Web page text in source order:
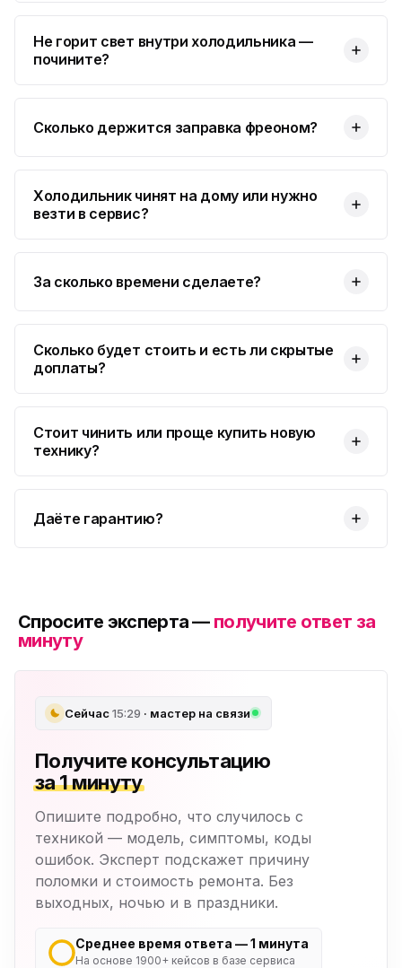
Не горит свет внутри холодильника —
почините?
Сколько держится заправка фреоном?
Холодильник чинят на дому или нужно
везти в сервис?
За сколько времени сделаете?
Сколько будет стоить и есть ли скрытые
доплаты?
Стоит чинить или проще купить новую
технику?
Даёте гарантию?
Спросите эксперта — получите ответ за
минуту
Сейчас15:29 · мастер на связи
Получите консультацию
за 1 минуту
Опишите подробно, что случилось с
техникой — модель, симптомы, коды
ошибок. Эксперт подскажет причину
поломки и стоимость ремонта. Без
выходных, ночью и в праздники.
Среднее время ответа — 1 минута
На основе 1900+ кейсов в базе сервиса